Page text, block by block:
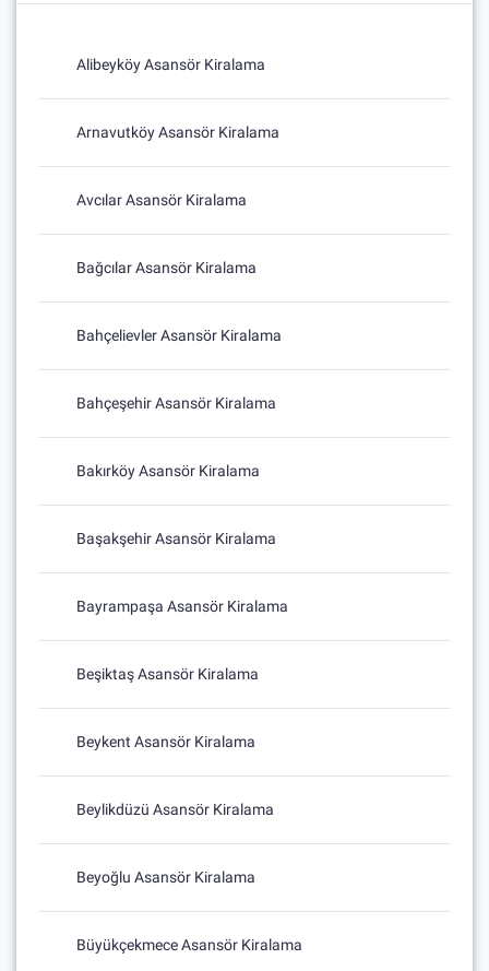
Alibeyköy Asansör Kiralama
Arnavutköy Asansör Kiralama
Avcılar Asansör Kiralama
Bağcılar Asansör Kiralama
Bahçelievler Asansör Kiralama
Bahçeşehir Asansör Kiralama
Bakırköy Asansör Kiralama
Başakşehir Asansör Kiralama
Bayrampaşa Asansör Kiralama
Beşiktaş Asansör Kiralama
Beykent Asansör Kiralama
Beylikdüzü Asansör Kiralama
Beyoğlu Asansör Kiralama
Büyükçekmece Asansör Kiralama